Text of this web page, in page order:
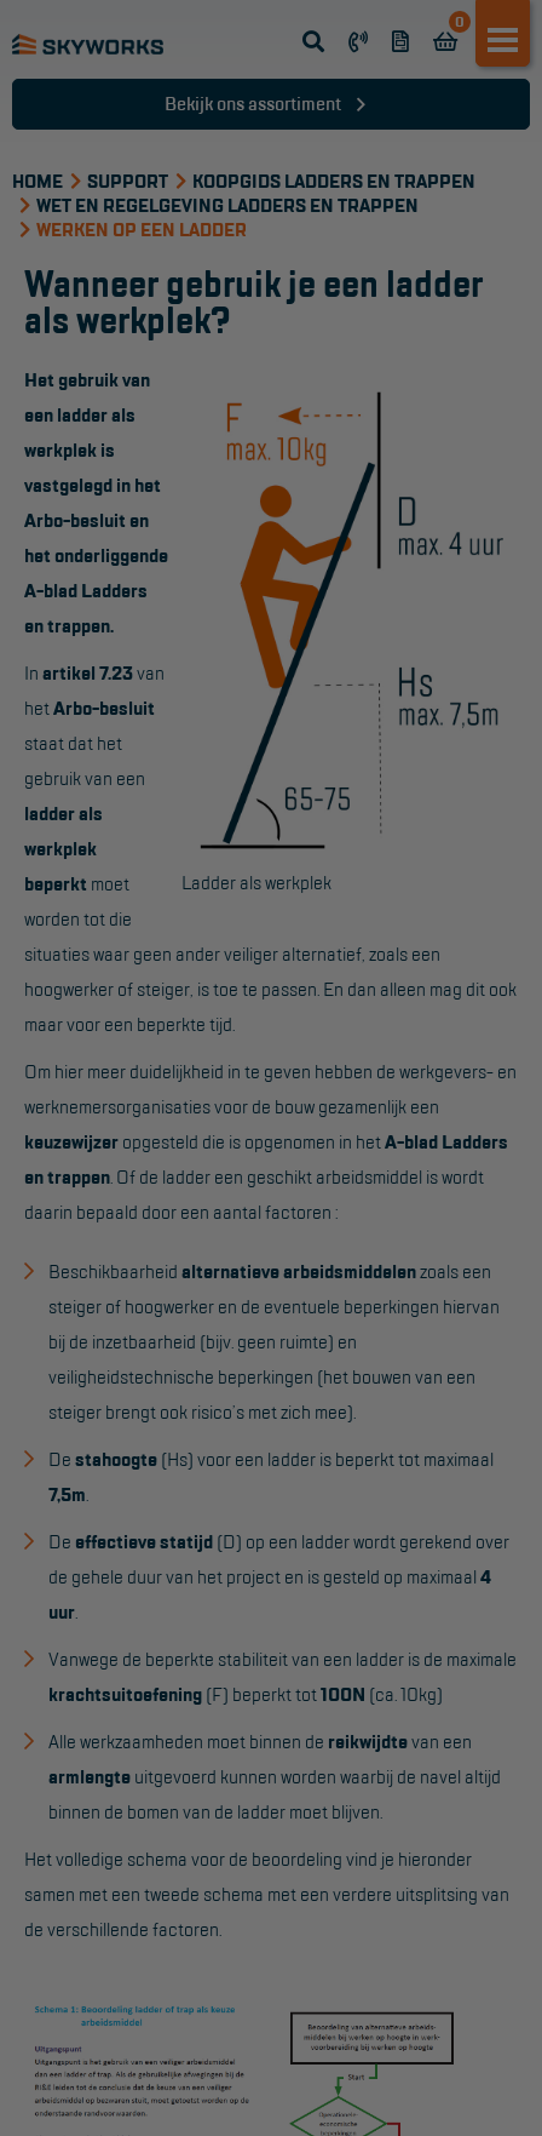
0
Opsteek ladder
Schuifladder
Telescopische ladder
Dakladder
Ladder accessoires
Ladder onderdelen
TRAPPEN
Bordestrap
Dubbele trap
Werkbordes
Magazijntrap
Trailertrap
Trap onderdelen
Schraag
VALBEVEILIGING
Harnas gordels
Verbindingsmiddelen
Anker middelen
ACTIES
MAATWERK
VERHUUR
Rolsteigers
Schilderstellingen
Gevelsteigers
Steiger overkapping
Hangbruginstallaties
Gevelrenovatie
Industrieel onderhoud
Hoogwerkers
Spinhoogwerkers
Schaarhoogwerkers
Masthoogwerkers
Bekijk ons assortiment
HOME SUPPORT
KOOPGIDS LADDERS EN TRAPPEN
WET EN REGELGEVING LADDERS EN TRAPPEN
WERKEN OP EEN LADDER
Wanneer gebruik je een ladder
als werkplek?
Ladder als werkplek
Het gebruik van
een ladder als
werkplek is
vastgelegd in het
Arbo-besluit en
het onderliggende
A-blad Ladders
en trappen.
In artikel 7.23van
het Arbo-besluit
staat dat het
gebruik van een
ladder als
werkplek
beperkt moet
worden tot die
situaties waar geen ander veiliger alternatief, zoals een
hoogwerker of steiger, is toe te passen. En dan alleen mag dit ook
maar voor een beperkte tijd.
Om hier meer duidelijkheid in te geven hebben de werkgevers- en
werknemersorganisaties voor de bouw gezamenlijk een
keuzewijzer opgesteld die is opgenomen in het A-blad Ladders
en trappen . Of de ladder een geschikt arbeidsmiddel is wordt
daarin bepaald door een aantal factoren :
Beschikbaarheid alternatieve arbeidsmiddelenzoals een
steiger of hoogwerker en de eventuele beperkingen hiervan
bij de inzetbaarheid (bijv. geen ruimte) en
veiligheidstechnische beperkingen (het bouwen van een
steiger brengt ook risico’s met zich mee).
De stahoogte (Hs) voor een ladder is beperkt tot maximaal
7,5m
De effectieve statijd (D) op een ladder wordt gerekend over
de gehele duur van het project en is gesteld op maximaal 4
uur
Vanwege de beperkte stabiliteit van een ladder is de maximale
krachtsuitoefening (F) beperkt tot 100N (ca. 10kg)
Alle werkzaamheden moet binnen de reikwijdtevan een
armlengte uitgevoerd kunnen worden waarbij de navel altijd
binnen de bomen van de ladder moet blijven.
Het volledige schema voor de beoordeling vind je hieronder
samen met een tweede schema met een verdere uitsplitsing van
de verschillende factoren.